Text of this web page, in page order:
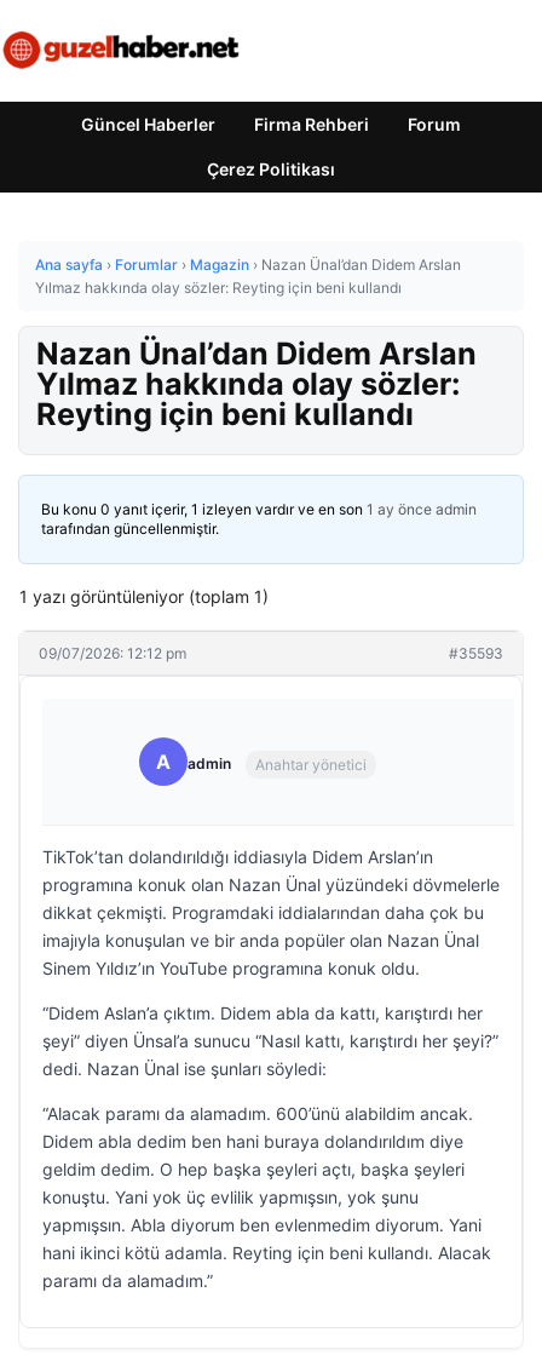
Güncel Haberler Firma Rehberi Forum
Çerez Politikası
Ana sayfa › Forumlar › Magazin › Nazan Ünal’dan Didem Arslan
Yılmaz hakkında olay sözler: Reyting için beni kullandı
Nazan Ünal’dan Didem Arslan
Yılmaz hakkında olay sözler:
Reyting için beni kullandı
Bu konu 0 yanıt içerir, 1 izleyen vardır ve en son 1 ay önce admin
tarafından güncellenmiştir.
1 yazı görüntüleniyor (toplam 1)
09/07/2026: 12:12 pm #35593
A admin Anahtar yönetici
TikTok’tan dolandırıldığı iddiasıyla Didem Arslan’ın
programına konuk olan Nazan Ünal yüzündeki dövmelerle
dikkat çekmişti. Programdaki iddialarından daha çok bu
imajıyla konuşulan ve bir anda popüler olan Nazan Ünal
Sinem Yıldız’ın YouTube programına konuk oldu.
“Didem Aslan’a çıktım. Didem abla da kattı, karıştırdı her
şeyi” diyen Ünsal’a sunucu “Nasıl kattı, karıştırdı her şeyi?”
dedi. Nazan Ünal ise şunları söyledi:
“Alacak paramı da alamadım. 600’ünü alabildim ancak.
Didem abla dedim ben hani buraya dolandırıldım diye
geldim dedim. O hep başka şeyleri açtı, başka şeyleri
konuştu. Yani yok üç evlilik yapmışsın, yok şunu
yapmışsın. Abla diyorum ben evlenmedim diyorum. Yani
hani ikinci kötü adamla. Reyting için beni kullandı. Alacak
paramı da alamadım.”